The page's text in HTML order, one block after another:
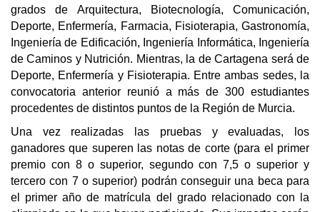
grados de Arquitectura, Biotecnología, Comunicación,
Deporte, Enfermería, Farmacia, Fisioterapia, Gastronomía,
Ingeniería de Edificación, Ingeniería Informática, Ingeniería
de Caminos y Nutrición. Mientras, la de Cartagena será de
Deporte, Enfermería y Fisioterapia. Entre ambas sedes, la
convocatoria anterior reunió a más de 300 estudiantes
procedentes de distintos puntos de la Región de Murcia.
Una vez realizadas las pruebas y evaluadas, los
ganadores que superen las notas de corte (para el primer
premio con 8 o superior, segundo con 7,5 o superior y
tercero con 7 o superior) podrán conseguir una beca para
el primer año de matrícula del grado relacionado con la